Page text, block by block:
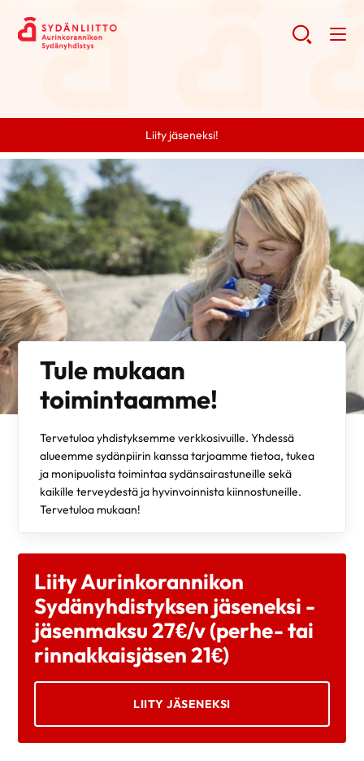
Liity jäseneksi!
Tule mukaan
toimintaamme!
Tervetuloa yhdistyksemme verkkosivuille. Yhdessä
alueemme sydänpiirin kanssa tarjoamme tietoa, tukea
ja monipuolista toimintaa sydänsairastuneille sekä
kaikille terveydestä ja hyvinvoinnista kiinnostuneille.
Tervetuloa mukaan!
Liity Aurinkorannikon
Sydänyhdistyksen jäseneksi -
jäsenmaksu 27€/v (perhe- tai
rinnakkaisjäsen 21€)
LIITY JÄSENEKSI